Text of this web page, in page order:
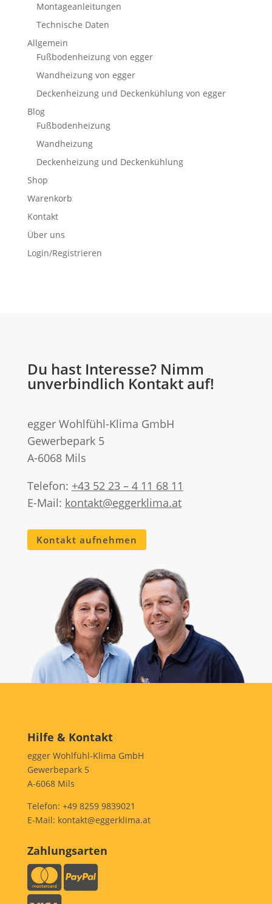
Montageanleitungen
Technische Daten
Allgemein
Fußbodenheizung von egger
Wandheizung von egger
Deckenheizung und Deckenkühlung von egger
Blog
Fußbodenheizung
Wandheizung
Deckenheizung und Deckenkühlung
Shop
Warenkorb
Kontakt
Über uns
Login/Registrieren
Du hast Interesse? Nimm
unverbindlich Kontakt auf!
egger Wohlfühl-Klima GmbH
Gewerbepark 5
A-6068 Mils
Telefon: +43 52 23 – 4 11 68 11
E-Mail: kontakt@eggerklima.at
Kontakt aufnehmen
Hilfe & Kontakt
egger Wohlfühl-Klima GmbH
Gewerbepark 5
A-6068 Mils
Telefon: +49 8259 9839021
E-Mail: kontakt@eggerklima.at
Zahlungsarten